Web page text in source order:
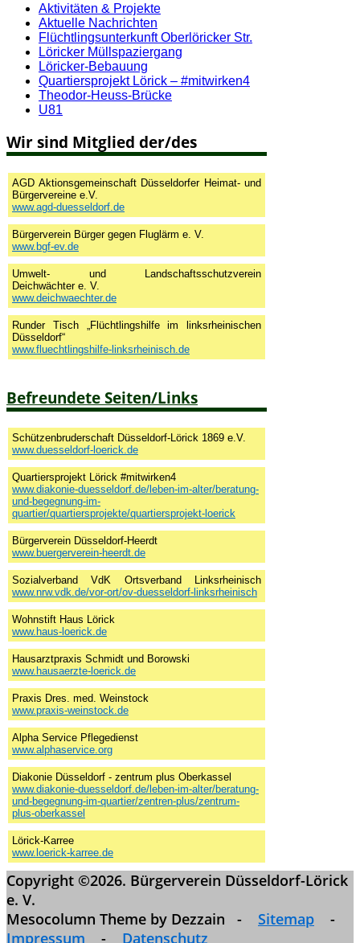
Aktivitäten & Projekte
Aktuelle Nachrichten
Flüchtlingsunterkunft Oberlöricker Str.
Löricker Müllspaziergang
Löricker-Bebauung
Quartiersprojekt Lörick – #mitwirken4
Theodor-Heuss-Brücke
U81
Wir sind Mitglied der/des
AGD Aktionsgemeinschaft Düsseldorfer Heimat- und
Bürgervereine e.V.
www.agd-duesseldorf.de
Bürgerverein Bürger gegen Fluglärm e. V.
www.bgf-ev.de
Umwelt- und Landschaftsschutzverein
Deichwächter e. V.
www.deichwaechter.de
Runder Tisch „Flüchtlingshilfe im linksrheinischen
Düsseldorf“
www.fluechtlingshilfe-linksrheinisch.de
Befreundete Seiten/Links
Schützenbruderschaft Düsseldorf-Lörick 1869 e.V.
www.duesseldorf-loerick.de
Quartiersprojekt Lörick #mitwirken4
www.diakonie-duesseldorf.de/leben-im-alter/beratung-
und-begegnung-im-
quartier/quartiersprojekte/quartiersprojekt-loerick
Bürgerverein Düsseldorf-Heerdt
www.buergerverein-heerdt.de
Sozialverband VdK Ortsverband Linksrheinisch
www.nrw.vdk.de/vor-ort/ov-duesseldorf-linksrheinisch
Wohnstift Haus Lörick
www.haus-loerick.de
Hausarztpraxis Schmidt und Borowski
www.hausaerzte-loerick.de
Praxis Dres. med. Weinstock
www.praxis-weinstock.de
Alpha Service Pflegedienst
www.alphaservice.org
Diakonie Düsseldorf - zentrum plus Oberkassel
www.diakonie-duesseldorf.de/leben-im-alter/beratung-
und-begegnung-im-quartier/zentren-plus/zentrum-
plus-oberkassel
Lörick-Karree
www.loerick-karree.de
Copyright ©2026. Bürgerverein Düsseldorf-Lörick
e. V.
Mesocolumn Theme by Dezzain - Sitemap -
Impressum - Datenschutz